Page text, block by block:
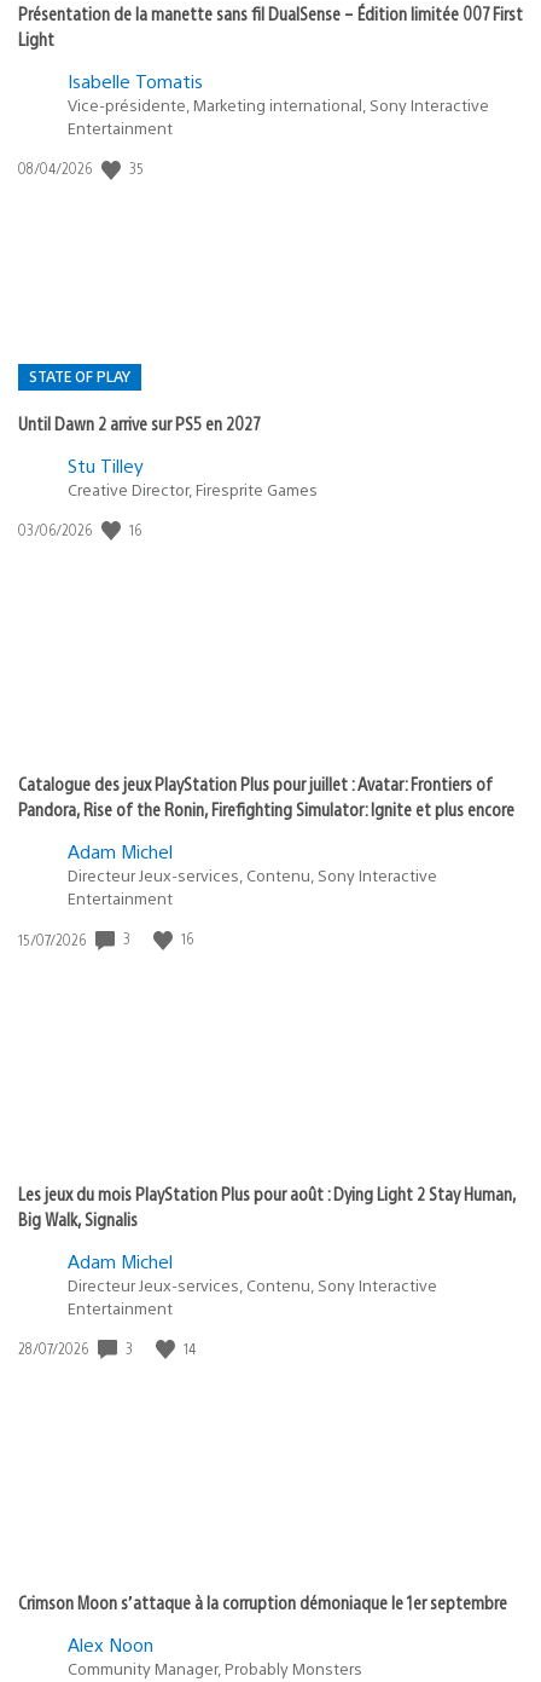
Présentation de la manette sans fil DualSense – Édition limitée 007 First
Light
Isabelle Tomatis
Vice-présidente, Marketing international, Sony Interactive
Entertainment
Date
08/04/2026 35
STATE OF PLAY
Until Dawn 2 arrive sur PS5 en 2027
Postée
:
state
Stu Tilley
Creative Director, Firesprite Games
Date
03/06/2026 16
Catalogue des jeux PlayStation Plus pour juillet : Avatar: Frontiers of
Pandora, Rise of the Ronin, Firefighting Simulator: Ignite et plus encore
Adam Michel
Directeur Jeux-services, Contenu, Sony Interactive
Entertainment
Date
15/07/2026 3 16
Les jeux du mois PlayStation Plus pour août : Dying Light 2 Stay Human,
Big Walk, Signalis
Adam Michel
Directeur Jeux-services, Contenu, Sony Interactive
Entertainment
Date
28/07/2026 3 14
Crimson Moon s’attaque à la corruption démoniaque le 1er septembre
Alex Noon
Community Manager, Probably Monsters